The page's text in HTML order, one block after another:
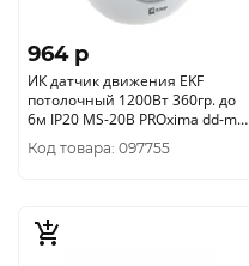
964 p
ИК датчик движения EKF
потолочный 1200Вт 360гр. до
6м IP20 MS-20B PROxima dd-ms-
20B
Код товара: 097755